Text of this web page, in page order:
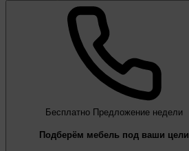
Бесплатно Предложение недели
Подберём мебель под ваши цели